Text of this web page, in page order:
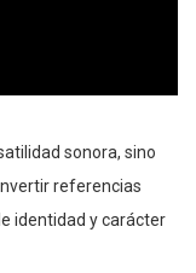
sonora, sino
referencias
identidad y carácter